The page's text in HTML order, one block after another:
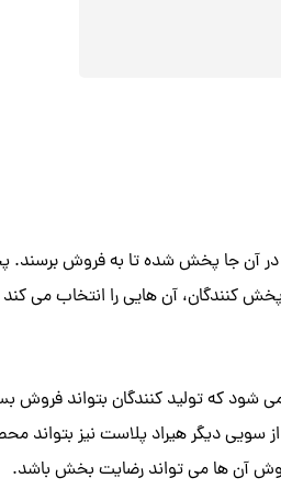
که در آن جا پخش شده تا به فروش
کنندگان، آن هایی را انتخاب می کند
که تولید کنندگان بتواند فروش
دیگر هیراد پلاست نیز بتواند
آن ها می تواند رضایت بخش باشد.